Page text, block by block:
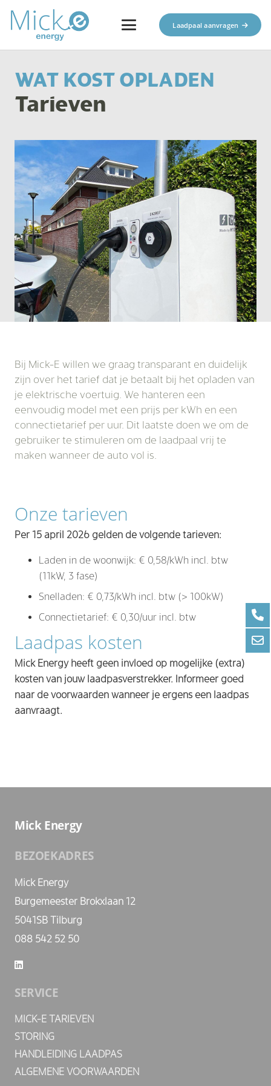
Laadpaal aanvragen
WAT KOST OPLADEN
Tarieven
Bij Mick-E willen we graag transparant en duidelijk
zijn over het tarief dat je betaalt bij het opladen van
je elektrische voertuig. We hanteren een
eenvoudig model met een prijs per kWh en een
connectietarief per uur. Dit laatste doen we om de
gebruiker te stimuleren om de laadpaal vrij te
maken wanneer de auto vol is.
Onze tarieven
Per 15 april 2026 gelden de volgende tarieven:
Laden in de woonwijk: € 0,58/kWh incl. btw
(11kW, 3 fase)
Snelladen: € 0,73/kWh incl. btw (> 100kW)
Connectietarief: € 0,30/uur incl. btw
Laadpas kosten
Mick Energy heeft geen invloed op mogelijke (extra)
kosten van jouw laadpasverstrekker. Informeer goed
naar de voorwaarden wanneer je ergens een laadpas
aanvraagt.
Mick Energy
BEZOEKADRES
Mick Energy
Burgemeester Brokxlaan 12
5041SB Tilburg
088 542 52 50
SERVICE
MICK-E TARIEVEN
STORING
HANDLEIDING LAADPAS
ALGEMENE VOORWAARDEN